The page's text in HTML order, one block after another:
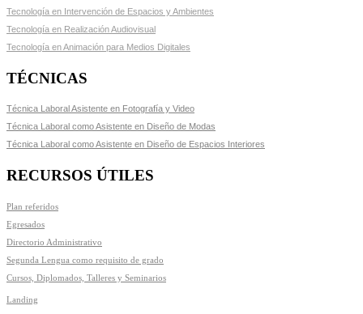
Tecnología en Intervención de Espacios y Ambientes
Tecnología en Realización Audiovisual
Tecnología en Animación para Medios Digitales
TÉCNICAS
Técnica Laboral Asistente en Fotografía y Video
Técnica Laboral como Asistente en Diseño de Modas
Técnica Laboral como Asistente en Diseño de Espacios Interiores
RECURSOS ÚTILES
Plan referidos
Egresados
Directorio Administrativo
Segunda Lengua como requisito de grado
Cursos, Diplomados, Talleres y Seminarios
Landing